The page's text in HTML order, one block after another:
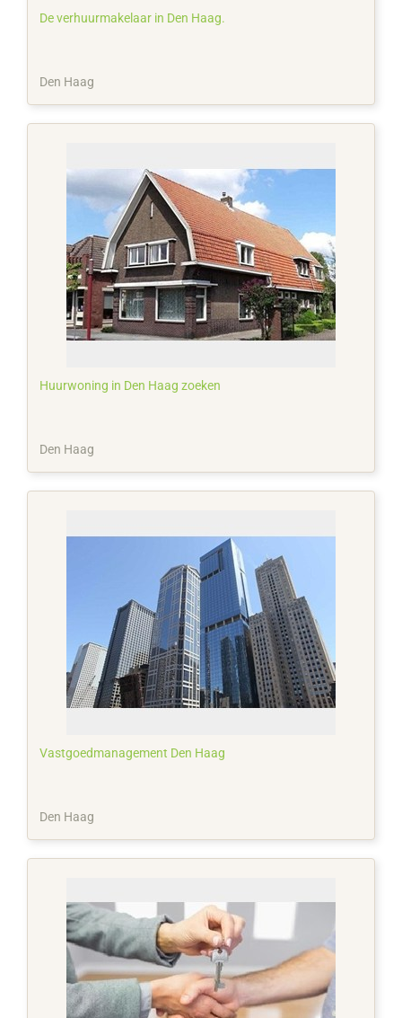
De verhuurmakelaar in Den Haag.
Den Haag
Huurwoning in Den Haag zoeken
Den Haag
Vastgoedmanagement Den Haag
Den Haag